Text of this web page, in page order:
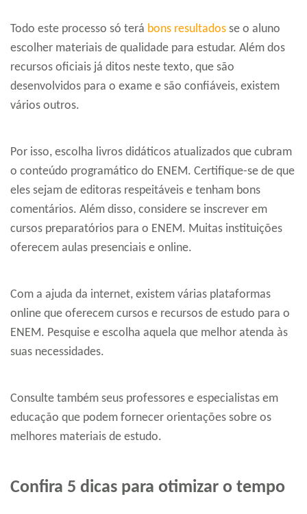
Todo este processo só terá bons resultados se o aluno
escolher materiais de qualidade para estudar. Além dos
recursos oficiais já ditos neste texto, que são
desenvolvidos para o exame e são confiáveis, existem
vários outros.
Por isso, escolha livros didáticos atualizados que cubram
o conteúdo programático do ENEM. Certifique-se de que
eles sejam de editoras respeitáveis e tenham bons
comentários. Além disso, considere se inscrever em
cursos preparatórios para o ENEM. Muitas instituições
oferecem aulas presenciais e online.
Com a ajuda da internet, existem várias plataformas
online que oferecem cursos e recursos de estudo para o
ENEM. Pesquise e escolha aquela que melhor atenda às
suas necessidades.
Consulte também seus professores e especialistas em
educação que podem fornecer orientações sobre os
melhores materiais de estudo.
Confira 5 dicas para otimizar o tempo